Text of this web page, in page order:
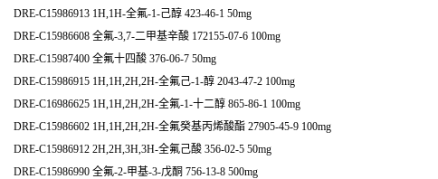
DRE-C15986913 1H,1H-全氟-1-己醇 423-46-1 50mg
DRE-C15986608 全氟-3,7-二甲基辛酸 172155-07-6 100mg
DRE-C15987400 全氟十四酸 376-06-7 50mg
DRE-C15986915 1H,1H,2H,2H-全氟己-1-醇 2043-47-2 100mg
DRE-C16986625 1H,1H,2H,2H-全氟-1-十二醇 865-86-1 100mg
DRE-C15986602 1H,1H,2H,2H-全氟癸基丙烯酸酯 27905-45-9 100mg
DRE-C15986912 2H,2H,3H,3H-全氟己酸 356-02-5 50mg
DRE-C15986990 全氟-2-甲基-3-戊酮 756-13-8 500mg